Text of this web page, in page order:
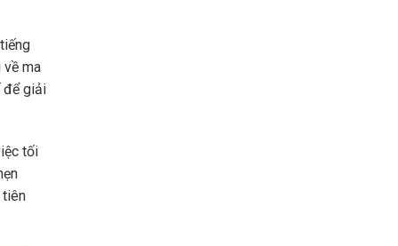
về ma
để giải
tối
tiên